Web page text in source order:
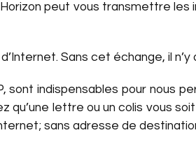
peut vous transmettre
Sans cet échange, il n’y
indispensables pour nous
qu’une lettre ou un colis vous
sans adresse de